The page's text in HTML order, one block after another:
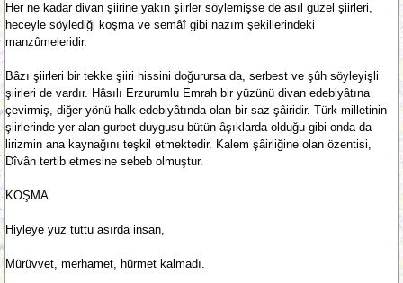
Her ne kadar divan şiirine yakın şiirler söylemişse de asıl güzel şiirleri,
heceyle söylediği koşma ve semâî gibi nazım şekillerindeki
manzûmeleridir.
Bâzı şiirleri bir tekke şiiri hissini doğurursa da, serbest ve şûh söyleyişli
şiirleri de vardır. Hâsılı Erzurumlu Emrah bir yüzünü divan edebiyâtına
çevirmiş, diğer yönü halk edebiyâtında olan bir saz şâiridir. Türk milletinin
şiirlerinde yer alan gurbet duygusu bütün âşıklarda olduğu gibi onda da
lirizmin ana kaynağını teşkil etmektedir. Kalem şâirliğine olan özentisi,
Dîvân tertib etmesine sebeb olmuştur.
KOŞMA
Hiyleye yüz tuttu asırda insan,
Mürüvvet, merhamet, hürmet kalmadı.